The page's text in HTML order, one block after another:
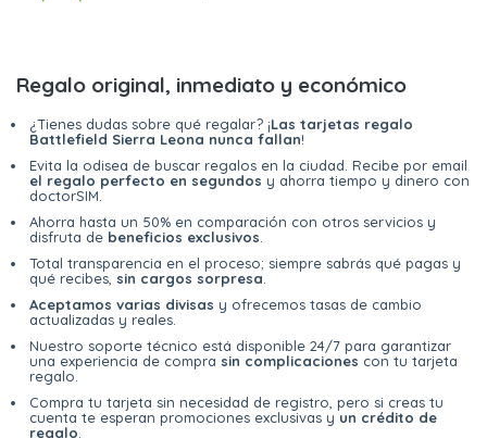
Regalo original, inmediato y económico
¿Tienes dudas sobre qué regalar? ¡Las tarjetas regalo
Battlefield Sierra Leona nunca fallan!
Evita la odisea de buscar regalos en la ciudad. Recibe por email
el regalo perfecto en segundos y ahorra tiempo y dinero con
doctorSIM.
Ahorra hasta un 50% en comparación con otros servicios y
disfruta de beneficios exclusivos
Total transparencia en el proceso; siempre sabrás qué pagas y
qué recibes, sin cargos sorpresa
Aceptamos varias divisas y ofrecemos tasas de cambio
actualizadas y reales.
Nuestro soporte técnico está disponible 24/7 para garantizar
una experiencia de compra sin complicaciones con tu tarjeta
regalo.
Compra tu tarjeta sin necesidad de registro, pero si creas tu
cuenta te esperan promociones exclusivas yun crédito de
regalo